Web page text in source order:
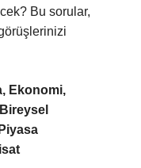
Bu sorular,
Ekonomi,